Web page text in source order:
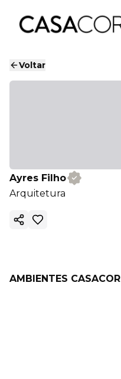
Voltar
Ayres Filho
Arquitetura
Copiar link
AMBIENTES CASACOR